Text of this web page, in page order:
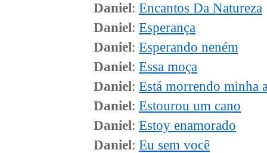
Daniel: Encantos Da Natureza
Daniel: Esperança
Daniel: Esperando neném
Daniel: Essa moça
Daniel: Está morrendo minha
Daniel: Estourou um cano
Daniel: Estoy enamorado
Daniel: Eu sem você